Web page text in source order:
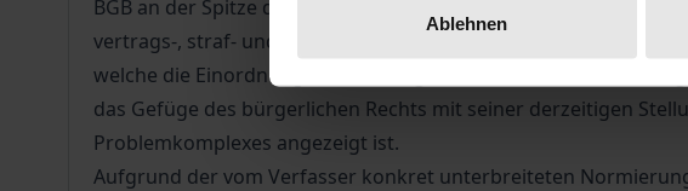
Ablehnen
BGB an der Spitze des Schuldrechts, hält sich dogmatisch
vertrags-, straf- und verfassungsrechtlicher Art nach sich. Im
welche die Einordnung als absolut geschütztes Recht
das Gefüge des bürgerlichen Rechts mit seiner derzeitigen
Problemkomplexes angezeigt ist.
Aufgrund der vom Verfasser konkret unterbreiteten